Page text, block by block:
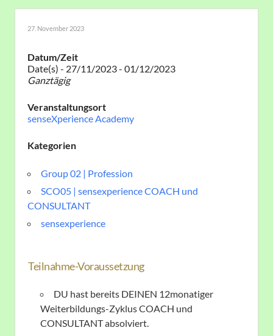
27. November 2023
Datum/Zeit
Date(s) - 27/11/2023 - 01/12/2023
Ganztägig
Veranstaltungsort
senseXperience Academy
Kategorien
Group 02 | Profession
SCO05 | sensexperience COACH und
CONSULTANT
sensexperience
Teilnahme-Voraussetzung
DU hast bereits DEINEN 12monatiger
Weiterbildungs-ZyklusCOACH und
CONSULTANT absolviert.